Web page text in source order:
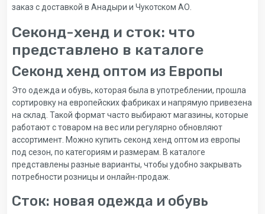
заказ с доставкой в Анадыри и Чукотском АО.
Секонд-хенд и сток: что
представлено в каталоге
Секонд хенд оптом из Европы
Это одежда и обувь, которая была в употреблении, прошла
сортировку на европейских фабриках и напрямую привезена
на склад. Такой формат часто выбирают магазины, которые
работают с товаром на вес или регулярно обновляют
ассортимент. Можно купить секонд хенд оптом из европы
под сезон, по категориям и размерам. В каталоге
представлены разные варианты, чтобы удобно закрывать
потребности розницы и онлайн-продаж.
Сток: новая одежда и обувь